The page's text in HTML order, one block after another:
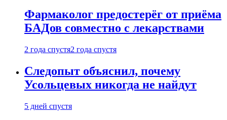
Фармаколог предостерёг от приёма
БАДов совместно с лекарствами
2 года спустя2 года спустя
Следопыт объяснил, почему
Усольцевых никогда не найдут
5 дней спустя